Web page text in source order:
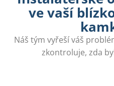
ve vaší
Náš tým vyřeší váš
zkontroluje, zda